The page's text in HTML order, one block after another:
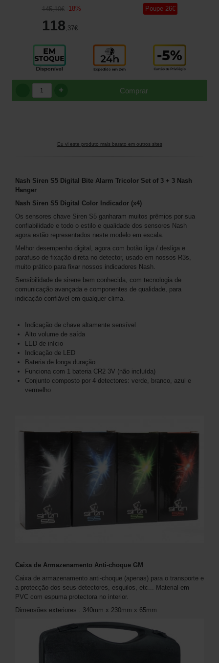
145,10€ -18%
118,37€
Poupe 26€
Comprar
+
Eu vi este produto mais barato em outros sites
Nash Siren S5 Digital Bite Alarm Tricolor Set of 3 + 3 Nash
Hanger
Nash Siren S5 Digital Color Indicador (x4)
Os sensores chave Siren S5 ganharam muitos prêmios por sua
confiabilidade e todo o estilo e qualidade dos sensores Nash
agora estão representados neste modelo em escala.
Melhor desempenho digital, agora com botão liga / desliga e
parafuso de fixação direta no detector, usado em nossos R3s,
muito prático para fixar nossos indicadores Nash.
Sensibilidade de sirene bem conhecida, com tecnologia de
comunicação avançada e componentes de qualidade, para
indicação confiável em qualquer clima.
Indicação de chave altamente sensível
Alto volume de saída
LED de início
Indicação de LED
Bateria de longa duração
Funciona com 1 bateria CR2 3V (não incluída)
Conjunto composto por 4 detectores: verde, branco, azul e
vermelho
Caixa de Armazenamento Anti-choque GM
Caixa de armazenamento anti-choque (apenas) para o transporte e
a protecção dos seus detectores, esquilos, etc... Material em
PVC com espuma protectora no interior.
Dimensões exteriores : 340mm x 230mm x 65mm